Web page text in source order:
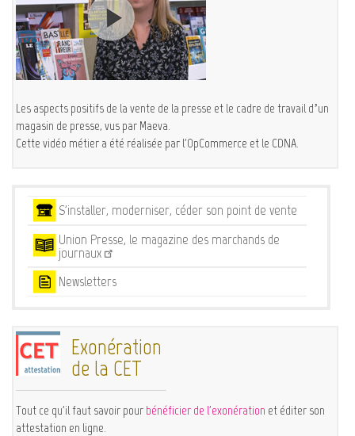
Les aspects positifs de la vente de la presse et le cadre de travail d’un
magasin de presse, vus par Maeva.
Cette vidéo métier a été réalisée par l'OpCommerce et le CDNA.
Services
S'installer, moderniser, céder son point de vente
Union Presse, le magazine des marchands de
journaux
Newsletters
Exonération
de la CET
Tout ce qu'il faut savoir pour bénéficier de l'exonération et éditer son
attestation en ligne.